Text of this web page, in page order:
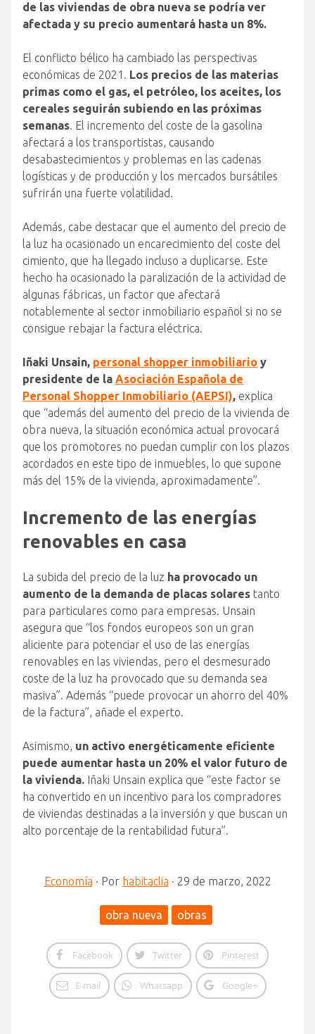
de las viviendas de obra nueva se podría ver
afectada y su precio aumentará hasta un 8%.
El conflicto bélico ha cambiado las perspectivas
económicas de 2021. Los precios de las materias
primas como el gas, el petróleo, los aceites, los
cereales seguirán subiendo en las próximas
semanas. El incremento del coste de la gasolina
afectará a los transportistas, causando
desabastecimientos y problemas en las cadenas
logísticas y de producción y los mercados bursátiles
sufrirán una fuerte volatilidad.
Además, cabe destacar que el aumento del precio de
la luz ha ocasionado un encarecimiento del coste del
cimiento, que ha llegado incluso a duplicarse. Este
hecho ha ocasionado la paralización de la actividad de
algunas fábricas, un factor que afectará
notablemente al sector inmobiliario español si no se
consigue rebajar la factura eléctrica.
Iñaki Unsain, personal shopper inmobiliario y
presidente de la Asociación Española de
Personal Shopper Inmobiliario (AEPSI), explica
que “además del aumento del precio de la vivienda de
obra nueva, la situación económica actual provocará
que los promotores no puedan cumplir con los plazos
acordados en este tipo de inmuebles, lo que supone
más del 15% de la vivienda, aproximadamente”.
Incremento de las energías
renovables en casa
La subida del precio de la luz ha provocado un
aumento de la demanda de placas solares tanto
para particulares como para empresas. Unsain
asegura que “los fondos europeos son un gran
aliciente para potenciar el uso de las energías
renovables en las viviendas, pero el desmesurado
coste de la luz ha provocado que su demanda sea
masiva”. Además “puede provocar un ahorro del 40%
de la factura”, añade el experto.
Asimismo, un activo energéticamente eficiente
puede aumentar hasta un 20% el valor futuro de
la vivienda. Iñaki Unsain explica que “este factor se
ha convertido en un incentivo para los compradores
de viviendas destinadas a la inversión y que buscan un
alto porcentaje de la rentabilidad futura”.
Economía · Por habitaclia · 29 de marzo, 2022
obra nueva obras
Facebook Twitter Pinterest
E-mail Whatsapp Google+